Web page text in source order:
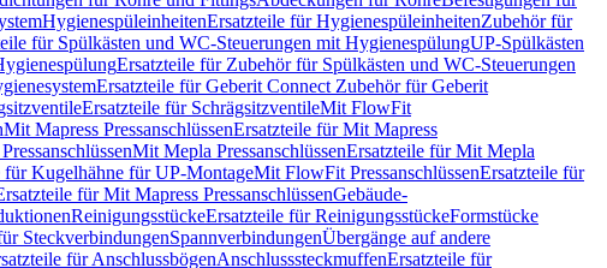
HygienespüleinheitenErsatzteile für HygienespüleinheitenZubehör für
für Spülkästen und WC-Steuerungen mit HygienespülungUP-Spülkästen
Ersatzteile für Zubehör für Spülkästen und WC-Steuerungen
Ersatzteile für Geberit Connect Zubehör für Geberit
Ersatzteile für SchrägsitzventileMit FlowFit
Mit Mapress PressanschlüssenErsatzteile für Mit Mapress
Mit Mepla PressanschlüssenErsatzteile für Mit Mepla
für Kugelhähne für UP-MontageMit FlowFit PressanschlüssenErsatzteile für
für Mit Mapress PressanschlüssenGebäude-
ReinigungsstückeErsatzteile für ReinigungsstückeFormstücke
SteckverbindungenSpannverbindungenÜbergänge auf andere
für AnschlussbögenAnschlusssteckmuffenErsatzteile für